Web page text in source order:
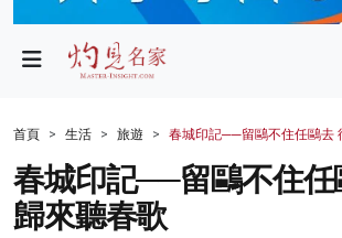
財經
生活
健康
首頁 生活 旅遊 春城印記──留鷗不住任鷗去
春城印記──留鷗不住任
歸來聽春歌